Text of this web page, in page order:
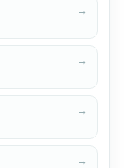
→
→
→
→